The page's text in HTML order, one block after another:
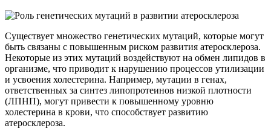
Существует множество генетических мутаций, которые могут
быть связаны с повышенным риском развития атеросклероза.
Некоторые из этих мутаций воздействуют на обмен липидов в
организме, что приводит к нарушению процессов утилизации
и усвоения холестерина. Например, мутации в генах,
ответственных за синтез липопротеинов низкой плотности
(ЛПНП), могут привести к повышенному уровню
холестерина в крови, что способствует развитию
атеросклероза.